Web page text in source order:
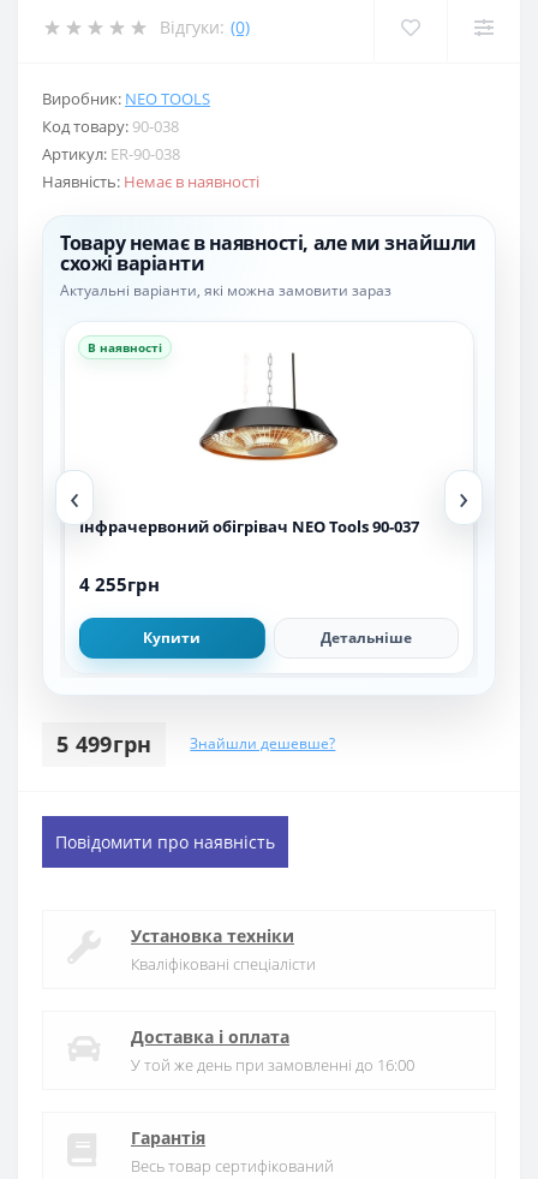
Відгуки: (0)
Виробник: NEO TOOLS
Код товару: 90-038
Артикул: ER-90-038
Наявність: Немає в наявності
Товару немає в наявності, але ми знайшли
схожі варіанти
Актуальні варіанти, які можна замовити зараз
‹
В наявності
Інфрачервоний обігрівач NEO Tools 90-037
4 255грн
Купити Детальніше
›
5 499грн Знайшли дешевше?
Повідомити про наявність
Установка техніки
Кваліфіковані спеціалісти
Доставка і оплата
У той же день при замовленні до 16:00
Гарантія
Весь товар сертифікований